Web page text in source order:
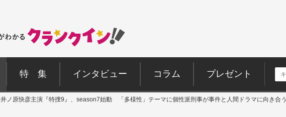
特 集 インタビュー コラム プレゼント
井ノ原快彦主演『特捜9』、season7始動 「多様性」テーマに個性派刑事が事件と人間ドラマに向き合う